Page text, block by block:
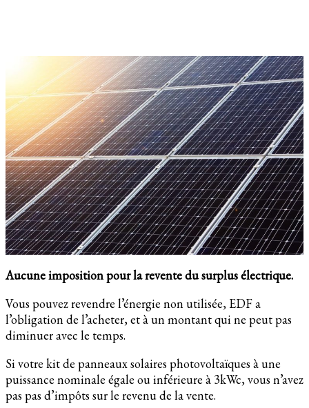
Aucune imposition pour la revente du surplus électrique.
Vous pouvez revendre l’énergie non utilisée, EDF a
l’obligation de l’acheter, et à un montant qui ne peut pas
diminuer avec le temps.
Si votre kit de panneaux solaires photovoltaïques à une
puissance nominale égale ou inférieure à 3kWc, vous n’avez
pas pas d’impôts sur le revenu de la vente.